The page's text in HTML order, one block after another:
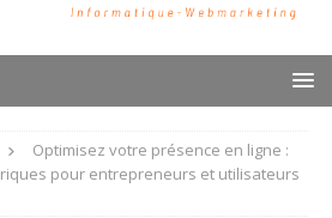
Optimisez votre présence en ligne :
pour entrepreneurs et utilisateurs